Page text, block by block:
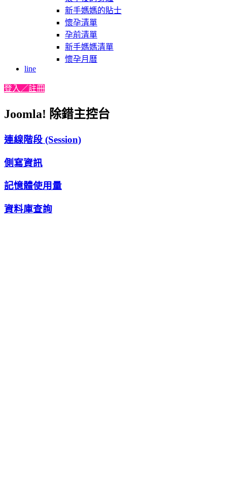
新手媽媽的貼士
懷孕清單
孕前清單
新手媽媽清單
懷孕月曆
line
登入／註冊
Joomla! 除錯主控台
連線階段 (Session)
側寫資訊
記憶體使用量
資料庫查詢